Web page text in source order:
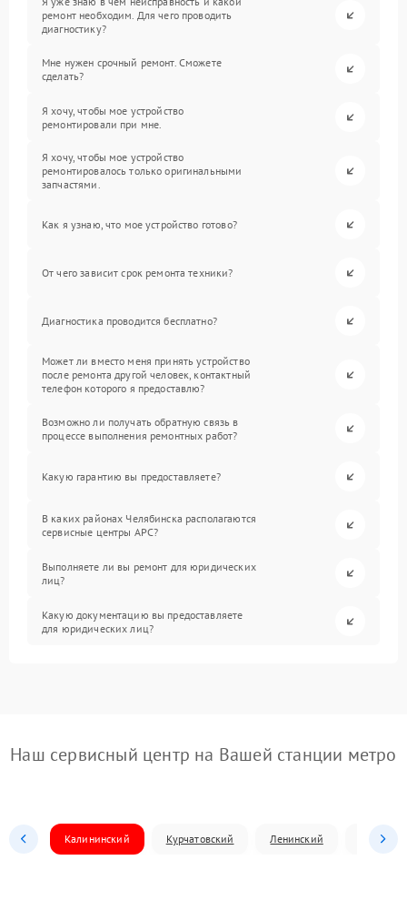
ремонт необходим. Для чего проводить
диагностику?
Мне нужен срочный ремонт. Сможете
сделать?
Я хочу, чтобы мое устройство
ремонтировали при мне.
Я хочу, чтобы мое устройство
ремонтировалось только оригинальными
запчастями.
Как я узнаю, что мое устройство готово?
От чего зависит срок ремонта техники?
Диагностика проводится бесплатно?
Может ли вместо меня принять устройство
после ремонта другой человек, контактный
телефон которого я предоставлю?
Возможно ли получать обратную связь в
процессе выполнения ремонтных работ?
Какую гарантию вы предоставляете?
В каких районах Челябинска располагаются
сервисные центры APC?
Выполняете ли вы ремонт для юридических
лиц?
Какую документацию вы предоставляете
для юридических лиц?
Наш сервисный центр на Вашей станции метро
Калининский Курчатовский Ленинский